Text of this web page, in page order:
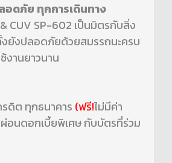
อดภัย ทุกการเดินทาง
& CUV SP-602 เป็นมิตรกับสิ่ง
ยังปลอดภัยด้วยสมรรถนะครบ
งานยาวนาน
ดิต ทุกธนาคาร (ฟรี!ไม่มีค่า
อนดอกเบี้ยพิเศษ กับบัตรที่ร่วม